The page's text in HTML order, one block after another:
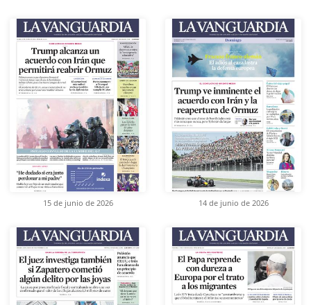
15 de junio de 2026 14 de junio de 2026